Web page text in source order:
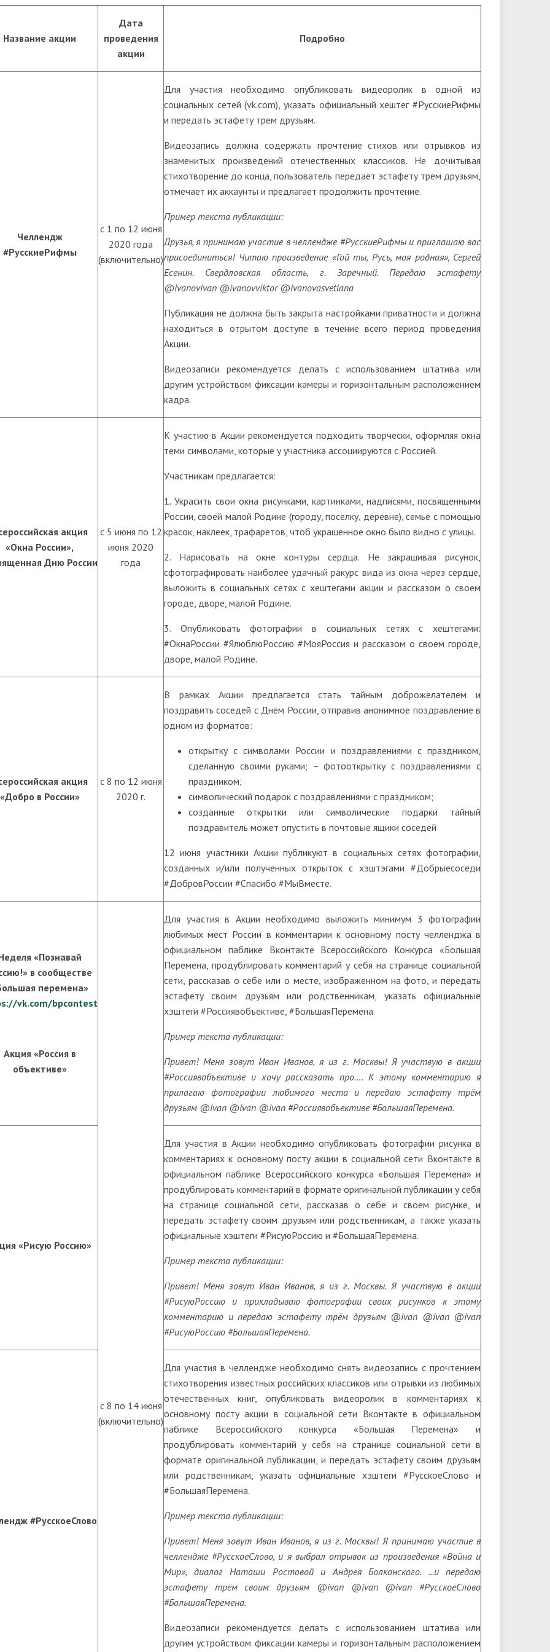
Название акции
Дата
проведения
акции
Подробно
Челлендж
#РусскиеРифмы
с 1 по 12 июня
2020 года
(включительно)
Для участия необходимо опубликовать видеоролик в одной из
социальных сетей (vk.com), указать официальный хештег #РусскиеРифмы
и передать эстафету трем друзьям.
Видеозапись должна содержать прочтение стихов или отрывков из
знаменитых произведений отечественных классиков. Не дочитывая
стихотворение до конца, пользователь передаёт эстафету трем друзьям,
отмечает их аккаунты и предлагает продолжить прочтение.
Пример текста публикации:
Друзья, я принимаю участие в челлендже #РусскиеРифмы и приглашаю вас
присоединиться! Читаю произведение «Гой ты, Русь, моя родная», Сергей
Есенин. Свердловская область, г. Заречный. Передаю эстафету
@ivanovivan @ivanovviktor @ivanovasvetlana
Публикация не должна быть закрыта настройками приватности и должна
находиться в отрытом доступе в течение всего период проведения
Акции.
Видеозаписи рекомендуется делать с использованием штатива или
другим устройством фиксации камеры и горизонтальным расположением
кадра.
акция
«Окна России»,
Дню России
с 5 июня по 12
июня 2020
года
К участию в Акции рекомендуется подходить творчески, оформляя окна
теми символами, которые у участника ассоциируются с Россией.
Участникам предлагается:
1. Украсить свои окна рисунками, картинками, надписями, посвященными
России, своей малой Родине (городу, поселку, деревне), семье с помощью
красок, наклеек, трафаретов, чтоб украшенное окно было видно с улицы.
2. Нарисовать на окне контуры сердца. Не закрашивая рисунок,
сфотографировать наиболее удачный ракурс вида из окна через сердце,
выложить в социальных сетях с хештегами акции и рассказом о своем
городе, дворе, малой Родине.
3. Опубликовать фотографии в социальных сетях с хештегами:
#ОкнаРоссии #ЯлюблюРоссию #МояРоссия и рассказом о своем городе,
дворе, малой Родине.
акция
«Добро в России»
с 8 по 12 июня
2020 г.
В рамках Акции предлагается стать тайным доброжелателем и
поздравить соседей с Днём России, отправив анонимное поздравление в
одном из форматов:
открытку с символами России и поздравлениями с праздником,
сделанную своими руками; – фотооткрытку с поздравлениями с
праздником;
символический подарок с поздравлениями с праздником;
созданные открытки или символические подарки тайный
поздравитель может опустить в почтовые ящики соседей
12 июня участники Акции публикуют в социальных сетях фотографии,
созданных и/или полученных открыток с хэштэгами #Добрыесоседи
#ДобровРоссии #Спасибо #МыВместе.
«Познавай
в сообществе
перемена»
vk.com/bpcontest
Акция «Россия в
объективе»
с 8 по 14 июня
(включительно)
Для участия в Акции необходимо выложить минимум 3 фотографии
любимых мест России в комментарии к основному посту челленджа в
официальном паблике Вконтакте Всероссийского Конкурса «Большая
Перемена, продублировать комментарий у себя на странице социальной
сети, рассказав о себе или о месте, изображенном на фото, и передать
эстафету своим друзьям или родственникам, указать официальные
хэштеги #Россиявобъективе, #БольшаяПеремена.
Пример текста публикации:
Привет! Меня зовут Иван Иванов, я из г. Москвы! Я участвую в акции
#Россиявобъективе и хочу рассказать про…. К этому комментарию я
прилагаю фотографии любимого места и передаю эстафету трём
друзьям @ivan @ivan @ivan #Россиявобъективе #БольшаяПеремена.
«Рисую Россию»
Для участия в Акции необходимо опубликовать фотографии рисунка в
комментариях к основному посту акции в социальной сети Вконтакте в
официальном паблике Всероссийского конкурса «Большая Перемена» и
продублировать комментарий в формате оригинальной публикации у себя
на странице социальной сети, рассказав о себе и своем рисунке, и
передать эстафету своим друзьям или родственникам, а также указать
официальные хэштеги #РисуюРоссию и #БольшаяПеремена.
Пример текста публикации:
Привет! Меня зовут Иван Иванов, я из г. Москвы. Я участвую в акции
#РисуюРоссию и прикладываю фотографии своих рисунков к этому
комментарию и передаю эстафету трём друзьям @ivan @ivan @ivan
#РисуюРоссию #БольшаяПеремена.
#РусскоеСлово
Для участия в челлендже необходимо снять видеозапись с прочтением
стихотворения известных российских классиков или отрывки из любимых
отечественных книг, опубликовать видеоролик в комментариях к
основному посту акции в социальной сети Вконтакте в официальном
паблике Всероссийского конкурса «Большая Перемена» и
продублировать комментарий у себя на странице социальной сети в
формате оригинальной публикации, и передать эстафету своим друзьям
или родственникам, указать официальные хэштеги #РусскоеСлово и
#БольшаяПеремена.
Пример текста публикации:
Привет! Меня зовут Иван Иванов, я из г. Москвы! Я принимаю участие в
челлендже #РусскоеСлово, и я выбрал отрывок из произведения «Война и
Мир», диалог Наташи Ростовой и Андрея Болконского. ...и передаю
эстафету трём своим друзьям @ivan @ivan @ivan #РусскоеСлово
#БольшаяПеремена.
Видеозаписи рекомендуется делать с использованием штатива или
другим устройством фиксации камеры и горизонтальным расположением